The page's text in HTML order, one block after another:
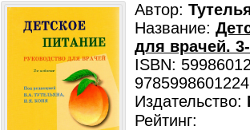
Автор:
Название:
для врачей.
ISBN:
9785998601224
Издательство:
Рейтинг: